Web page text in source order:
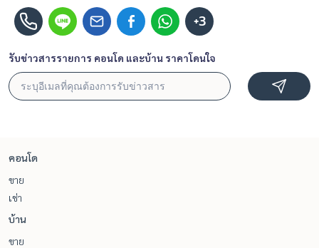
+3
รับข่าวสารรายการ คอนโด และบ้าน ราคาโดนใจ
คอนโด
ขาย
เช่า
บ้าน
ขาย